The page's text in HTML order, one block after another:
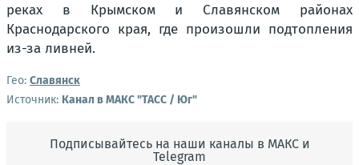
реках в Крымском и Славянском районах
Краснодарского края, где произошли подтопления
из-за ливней.
Гео: Славянск
Источник: Канал в МАКС "ТАСС / Юг"
Подписывайтесь на наши каналы в МАКС и
Telegram